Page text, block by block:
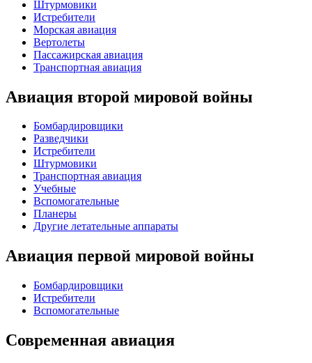
Штурмовики
Истребители
Морская авиация
Вертолеты
Пассажирская авиация
Транспортная авиация
Авиация второй мировой войны
Бомбардировщики
Разведчики
Истребители
Штурмовики
Транспортная авиация
Учебные
Вспомогательные
Планеры
Другие летательные аппараты
Авиация первой мировой войны
Бомбардировщики
Истребители
Вспомогательные
Современная авиация